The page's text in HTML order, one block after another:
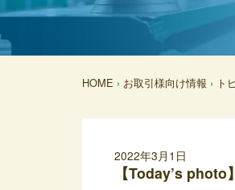
HOME › お取引様向け情報 › ト
2022年3月1日
【Today’s photo